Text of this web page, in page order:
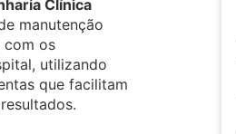
Clínica
manutenção
com os
utilizando
que facilitam